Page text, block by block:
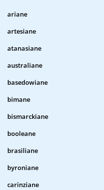
ariane
artesiane
atanasiane
australiane
basedowiane
bimane
bismarckiane
booleane
brasiliane
byroniane
carinziane